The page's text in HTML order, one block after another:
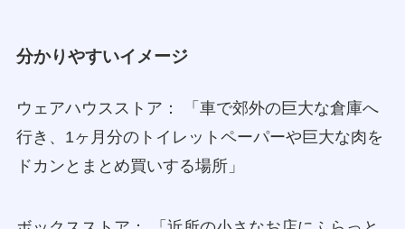
分かりやすいイメージ
ウェアハウスストア： 「車で郊外の巨大な倉庫へ
行き、1ヶ月分のトイレットペーパーや巨大な肉を
ドカンとまとめ買いする場所」